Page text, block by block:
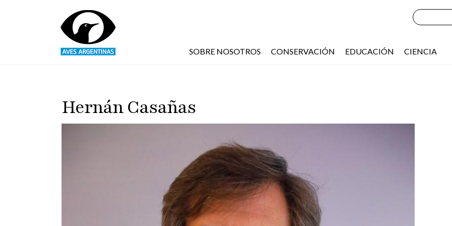
SOBRE NOSOTROS CONSERVACIÓN EDUCACIÓN CIENCIA
Hernán Casañas